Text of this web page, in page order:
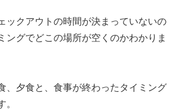
ックアウトの時間が決まっていないの
ングでどこの場所が空くのかわかりま
、夕食と、食事が終わったタイミング
。